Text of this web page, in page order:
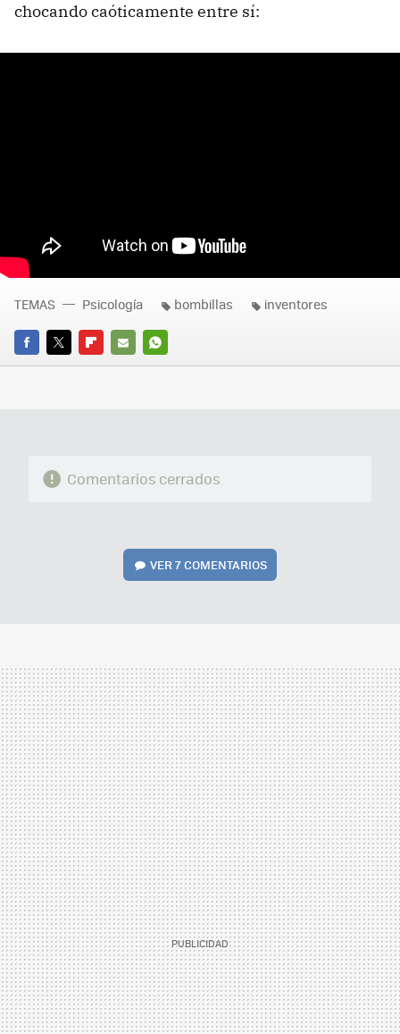
chocando caóticamente entre sí:
FACEBOOK
TWITTERFLIPBOARD
E-
WHATSAPP
TEMAS Psicología bombillas inventores
Comentarios cerrados
VER7 COMENTARIOS